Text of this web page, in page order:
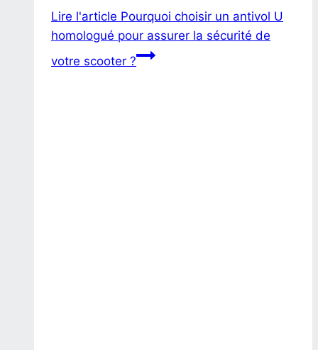
Lire l'article Pourquoi choisir un antivol U
homologué pour assurer la sécurité de
votre scooter ?